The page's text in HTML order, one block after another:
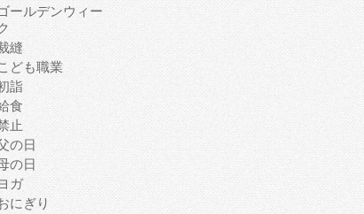
ールデンウィー
縫
ども職業
詣
食
止
の日
の日
ガ
にぎり